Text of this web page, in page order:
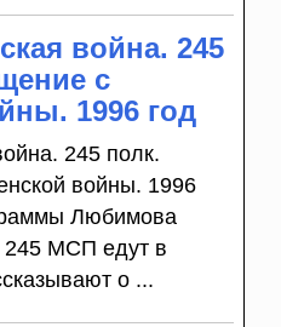
война. 245
с
1996 год
245 полк.
войны. 1996
Любимова
245 МСП едут в
о ...